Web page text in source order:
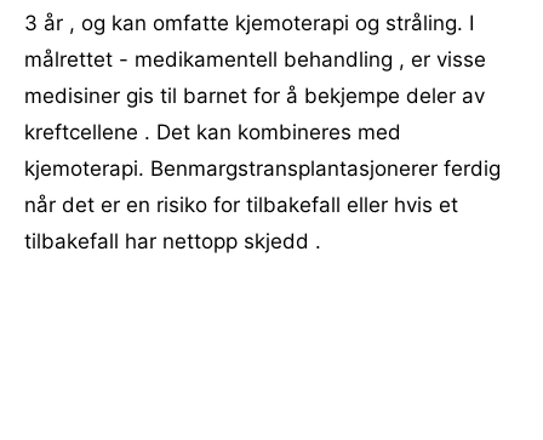
3 år , og kan omfatte kjemoterapi og stråling. I
målrettet - medikamentell behandling , er visse
medisiner gis til barnet for å bekjempe deler av
kreftcellene . Det kan kombineres med
kjemoterapi. Benmargstransplantasjonerer ferdig
når det er en risiko for tilbakefall eller hvis et
tilbakefall har nettopp skjedd .